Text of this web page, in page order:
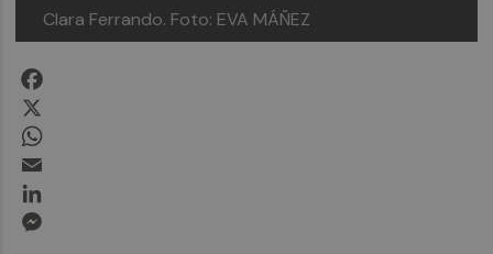
Clara Ferrando. Foto: EVA MÁÑEZ